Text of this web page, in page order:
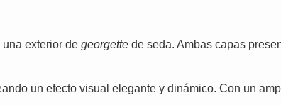
exterior de georgette de seda. Ambas capas
un efecto visual elegante y dinámico. Con un